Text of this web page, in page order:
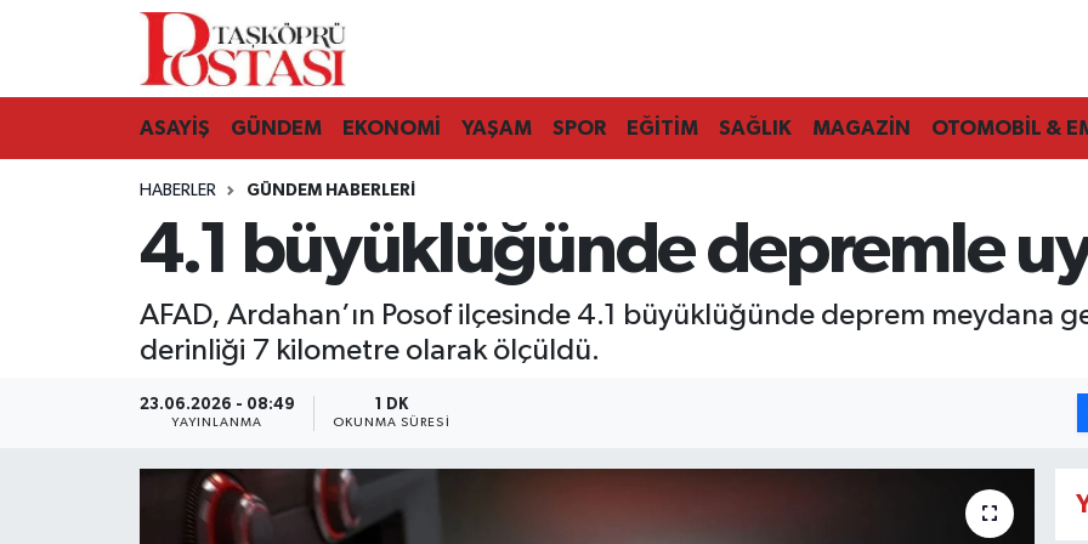
ASAYİŞ GÜNDEM EKONOMİ YAŞAM SPOR EĞİTİM SAĞLIK MAGAZİN OTOMOBİL &
HABERLER GÜNDEM HABERLERI
4.1 büyüklüğünde depremle
AFAD, Ardahan’ın Posof ilçesinde 4.1 büyüklüğünde deprem meydana
derinliği 7 kilometre olarak ölçüldü.
23.06.2026 - 08:49
YAYINLANMA
1 DK
OKUNMA SÜRESI
Kastamonu Vefat Edenler
Araç Haberleri
Azdavay Haberleri
Bozkurt Haberleri
Cide Haberleri